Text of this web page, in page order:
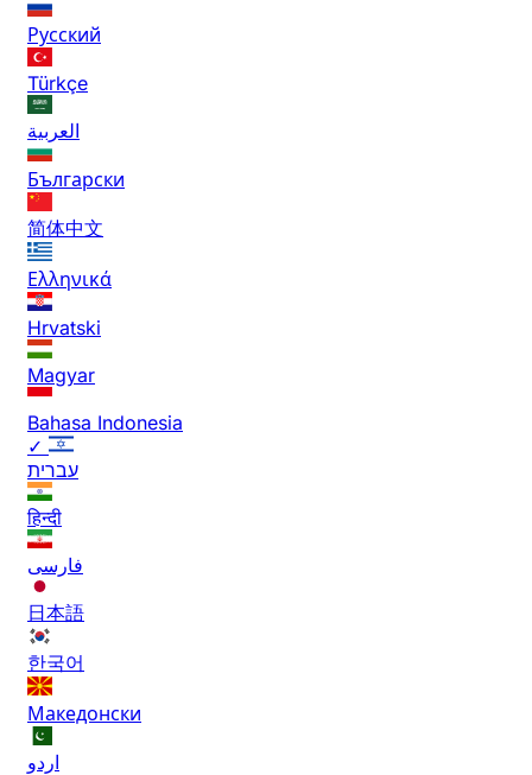
Русский
Türkçe
العربية
Български
简体中文
Ελληνικά
Hrvatski
Magyar
Bahasa Indonesia
✓
עברית
हिन्दी
فارسی
日本語
한국어
Македонски
اردو